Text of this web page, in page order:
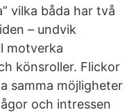
vilka båda har två
– undvik
motverka
könsroller. Flickor
samma möjligheter
och intressen